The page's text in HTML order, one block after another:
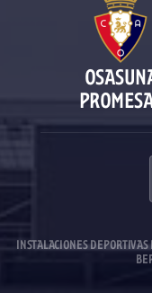
INSTALACIONES